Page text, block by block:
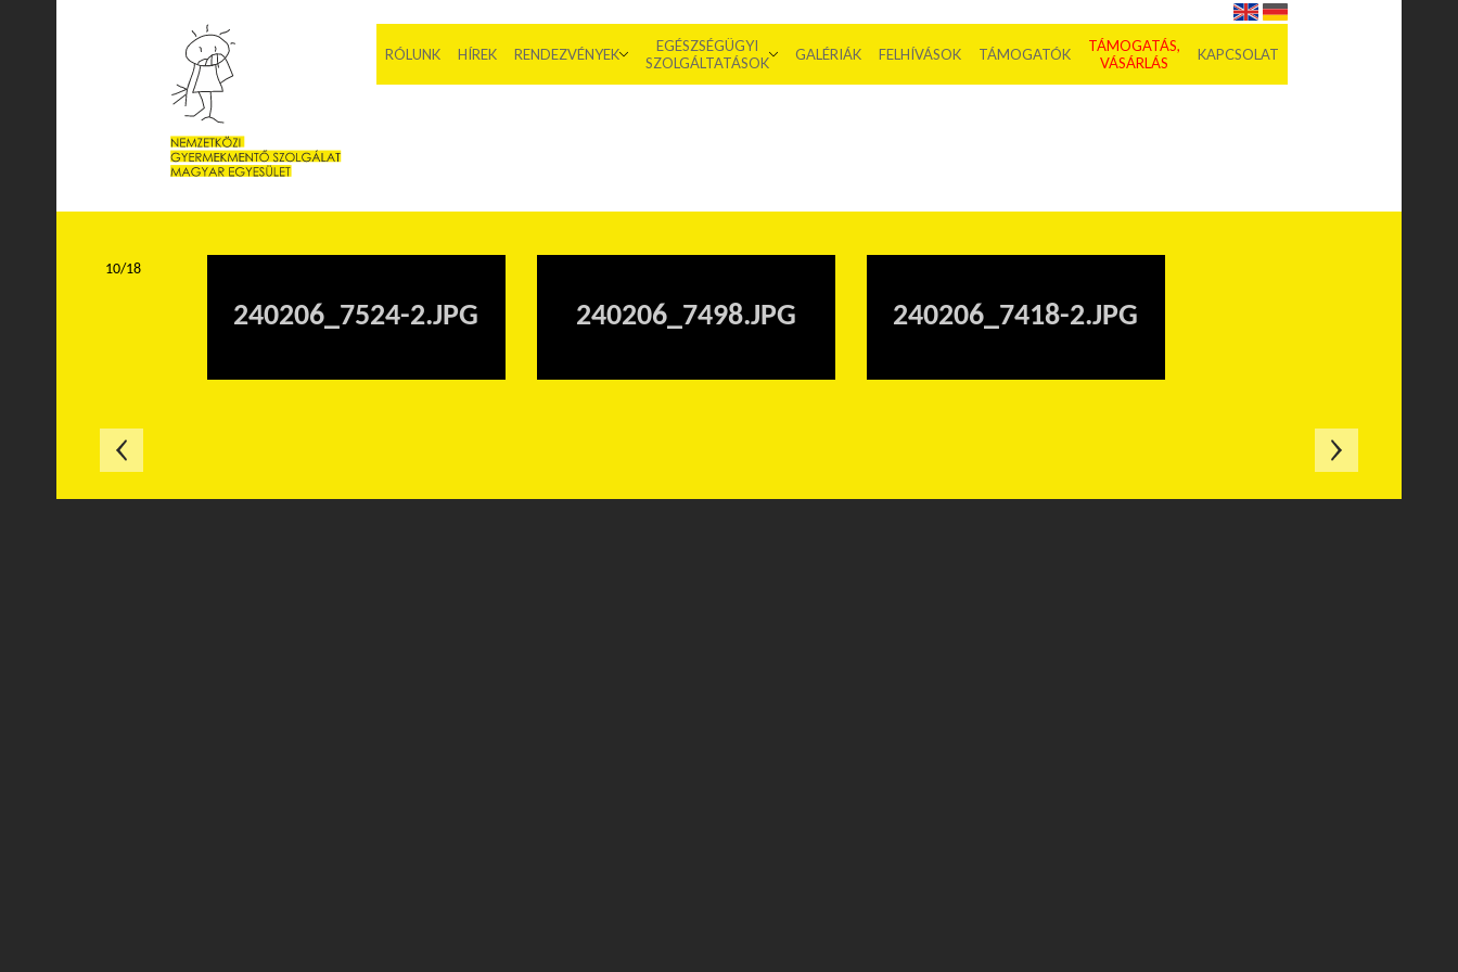
RÓLUNK HÍREK RENDEZVÉNYEK
EGÉSZSÉGÜGYI
SZOLGÁLTATÁSOK
GALÉRIÁK FELHÍVÁSOK TÁMOGATÓK
TÁMOGATÁS,
VÁSÁRLÁS
KAPCSOLAT
240206_7524-2.JPG 240206_7498.JPG 240206_7418-2.JPG
10/18